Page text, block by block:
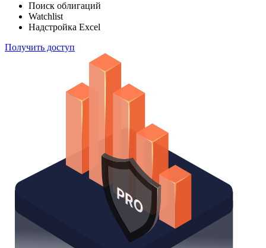
Поиск облигаций
Watchlist
Надстройка Excel
Получить доступ